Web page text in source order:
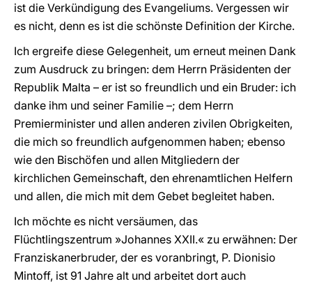
ist die Verkündigung des Evangeliums. Vergessen wir
es nicht, denn es ist die schönste Definition der Kirche.
Ich ergreife diese Gelegenheit, um erneut meinen Dank
zum Ausdruck zu bringen: dem Herrn Präsidenten der
Republik Malta – er ist so freundlich und ein Bruder: ich
danke ihm und seiner Familie –; dem Herrn
Premierminister und allen anderen zivilen Obrigkeiten,
die mich so freundlich aufgenommen haben; ebenso
wie den Bischöfen und allen Mitgliedern der
kirchlichen Gemeinschaft, den ehrenamtlichen Helfern
und allen, die mich mit dem Gebet begleitet haben.
Ich möchte es nicht versäumen, das
Flüchtlingszentrum »Johannes XXII.« zu erwähnen: Der
Franziskanerbruder, der es voranbringt, P. Dionisio
Mintoff, ist 91 Jahre alt und arbeitet dort auch